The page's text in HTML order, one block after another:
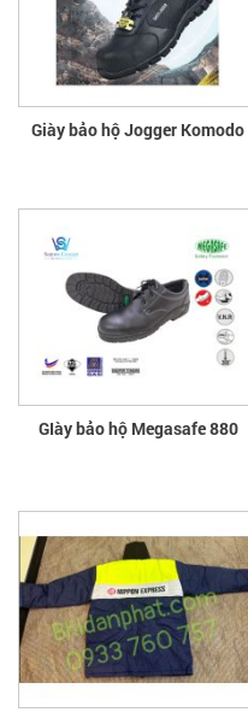
Giày bảo hộ Jogger Komodo
GIày bảo hộ Megasafe 880